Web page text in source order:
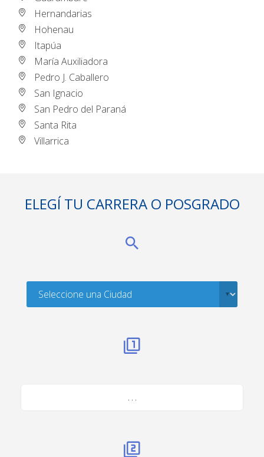
Hernandarias
Hohenau
Itapúa
María Auxiliadora
Pedro J. Caballero
San Ignacio
San Pedro del Paraná
Santa Rita
Villarrica
ELEGÍ TU CARRERA O POSGRADO
. . .